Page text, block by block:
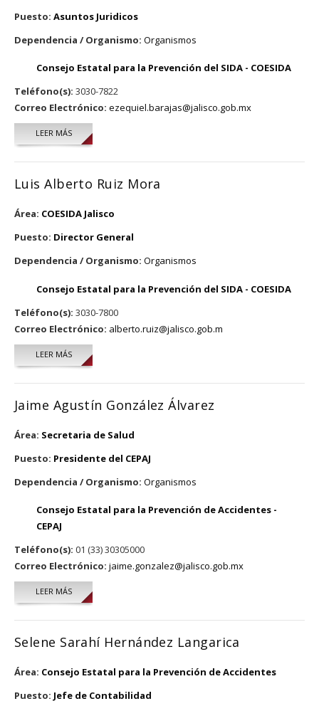
Puesto: Asuntos Juridicos
Dependencia / Organismo: Organismos
Consejo Estatal para la Prevención del SIDA - COESIDA
Teléfono(s): 3030-7822
Correo Electrónico: ezequiel.barajas@jalisco.gob.mx
LEER MÁSSOBRE EZEQUIEL BARAJAS ULLOA
Luis Alberto Ruiz Mora
Área: COESIDA Jalisco
Puesto: Director General
Dependencia / Organismo: Organismos
Consejo Estatal para la Prevención del SIDA - COESIDA
Teléfono(s): 3030-7800
Correo Electrónico: alberto.ruiz@jalisco.gob.m
LEER MÁSSOBRE LUIS ALBERTO RUIZ MORA
Jaime Agustín González Álvarez
Área: Secretaria de Salud
Puesto: Presidente del CEPAJ
Dependencia / Organismo: Organismos
Consejo Estatal para la Prevención de Accidentes -
CEPAJ
Teléfono(s): 01 (33) 30305000
Correo Electrónico: jaime.gonzalez@jalisco.gob.mx
LEER MÁSSOBRE JAIME AGUSTÍN GONZÁLEZ ÁLVAREZ
Selene Sarahí Hernández Langarica
Área: Consejo Estatal para la Prevención de Accidentes
Puesto: Jefe de Contabilidad